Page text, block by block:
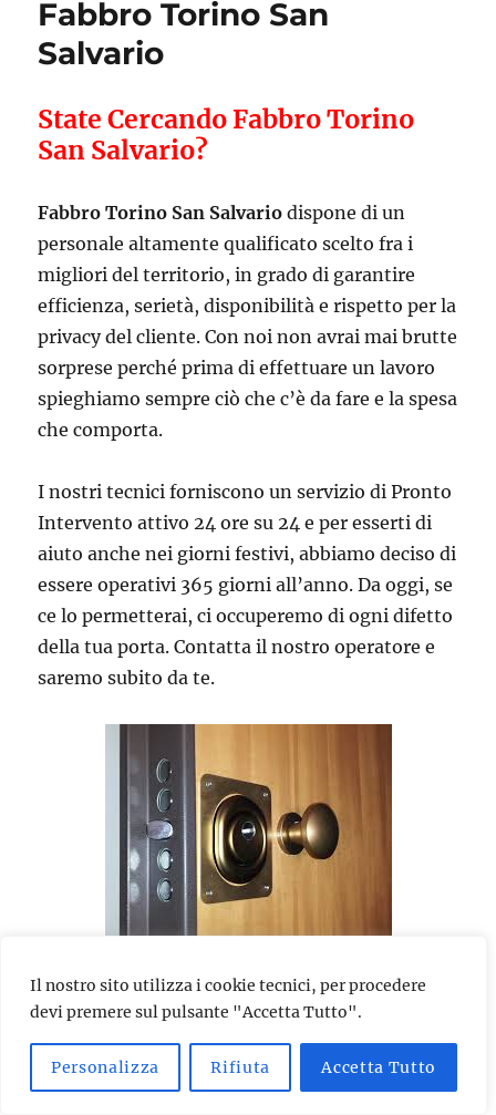
Il nostro sito utilizza i cookie tecnici, per procedere
devi premere sul pulsante "Accetta Tutto".
Personalizza Rifiuta Accetta Tutto
Fabbro Torino San
Salvario
State Cercando Fabbro Torino
San Salvario?
Fabbro Torino San Salvario dispone di un
personale altamente qualificato scelto fra i
migliori del territorio, in grado di garantire
efficienza, serietà, disponibilità e rispetto per la
privacy del cliente. Con noi non avrai mai brutte
sorprese perché prima di effettuare un lavoro
spieghiamo sempre ciò che c’è da fare e la spesa
che comporta.
I nostri tecnici forniscono un servizio di Pronto
Intervento attivo 24 ore su 24 e per esserti di
aiuto anche nei giorni festivi, abbiamo deciso di
essere operativi 365 giorni all’anno. Da oggi, se
ce lo permetterai, ci occuperemo di ogni difetto
della tua porta. Contatta il nostro operatore e
saremo subito da te.
Se hai subito un tentativo di effrazione, se la
porta si è chiusa accidentalmente, se ti hanno
rubato le chiavi di casa o le hai perse, se vuoi
installare una serratura di ultima generazione,